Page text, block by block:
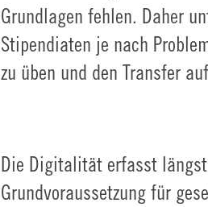
Grundlagen fehlen. Daher
Stipendiaten je nach
zu üben und den Transfer
Die Digitalität erfasst
Grundvoraussetzung für